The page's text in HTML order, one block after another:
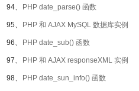
94、 PHP date_parse() 函数
95、 PHP 和 AJAX MySQL 数据库实例
96、 PHP date_sub() 函数
97、 PHP 和 AJAX responseXML 实例
98、 PHP date_sun_info() 函数